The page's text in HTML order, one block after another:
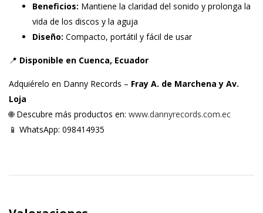
Beneficios: Mantiene la claridad del sonido y prolonga la
vida de los discos y la aguja
Diseño: Compacto, portátil y fácil de usar
📍 Disponible en Cuenca, Ecuador
Adquiérelo en Danny Records – Fray A. de Marchena y Av.
Loja
🌐 Descubre más productos en: www.dannyrecords.com.ec
📱 WhatsApp: 098414935